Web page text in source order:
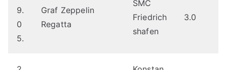
9.
0
5.
Graf Zeppelin
Regatta
SMC
Friedrich
shafen
3.0